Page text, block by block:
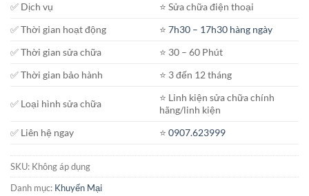
từ
850.000₫
đến
2.900.000₫
✅ Dịch vụ
⭐️ Sửa chữa điện thoại
✅ Thời gian hoạt động
⭐️7h30 – 17h30 hàng ngày
✅ Thời gian sửa chữa
⭐️ 30 – 60 Phút
✅ Thời gian bảo hành
⭐️ 3 đến 12 tháng
✅ Loại hình sửa chữa
⭐️ Linh kiện sửa chữa chính
hãng/linh kiện
✅ Liên hệ ngay
⭐️0907.623999
SKU: Không áp dụng
Danh mục: Khuyến Mại